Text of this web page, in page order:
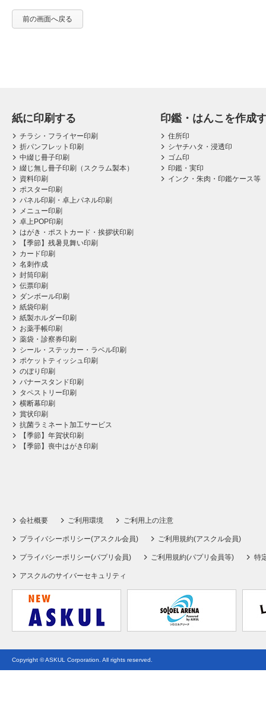
前の画面へ戻る
紙に印刷する
チラシ・フライヤー印刷
折パンフレット印刷
中綴じ冊子印刷
綴じ無し冊子印刷（スクラム製本）
資料印刷
ポスター印刷
パネル印刷・卓上パネル印刷
メニュー印刷
卓上POP印刷
はがき・ポストカード・挨拶状印刷
【季節】残暑見舞い印刷
カード印刷
名刺作成
封筒印刷
伝票印刷
ダンボール印刷
紙袋印刷
紙製ホルダー印刷
お薬手帳印刷
薬袋・診察券印刷
シール・ステッカー・ラベル印刷
ポケットティッシュ印刷
のぼり印刷
バナースタンド印刷
タペストリー印刷
横断幕印刷
賞状印刷
抗菌ラミネート加工サービス
【季節】年賀状印刷
【季節】喪中はがき印刷
印鑑・はんこを作成
住所印
シヤチハタ・浸透印
ゴム印
印鑑・実印
インク・朱肉・印鑑ケース等
会社概要 ご利用環境 ご利用上の注意
プライバシーポリシー(アスクル会員) ご利用規約(アスクル会員)
プライバシーポリシー(パプリ会員) ご利用規約(パプリ会員等) 特
アスクルのサイバーセキュリティ
Copyright © ASKUL Corporation. All rights reserved.